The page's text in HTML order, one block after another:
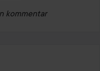
kommentar